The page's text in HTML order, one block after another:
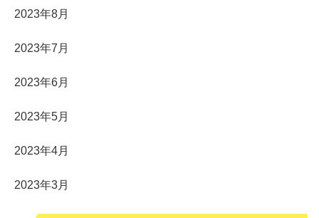
2023年8月
2023年7月
2023年6月
2023年5月
2023年4月
2023年3月